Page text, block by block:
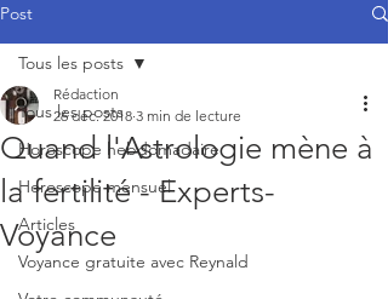
Post
Tous les posts
Horoscope hebdomadaire
Horoscope mensuel
Articles
Voyance gratuite avec Reynald
Tous les posts
Quand l'Astrologie mène à
la fertilité - Experts-
Voyance
Rédaction
26 déc. 2018 3 min de lecture